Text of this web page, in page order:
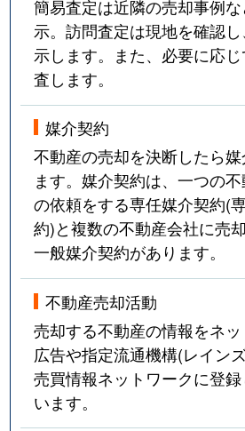
簡易査定は近隣の売却事例
示。訪問査定は現地を確認
示します。また、必要に応
査します。
媒介契約
不動産の売却を決断したら
ます。媒介契約は、一つの
の依頼をする専任媒介契約(
約)と複数の不動産会社に売
一般媒介契約があります。
不動産売却活動
売却する不動産の情報をネ
広告や指定流通機構(レイン
売買情報ネットワークに登
います。